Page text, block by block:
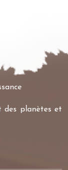
des planètes et